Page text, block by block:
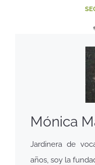
Mónica
Jardinera de
años, soy la